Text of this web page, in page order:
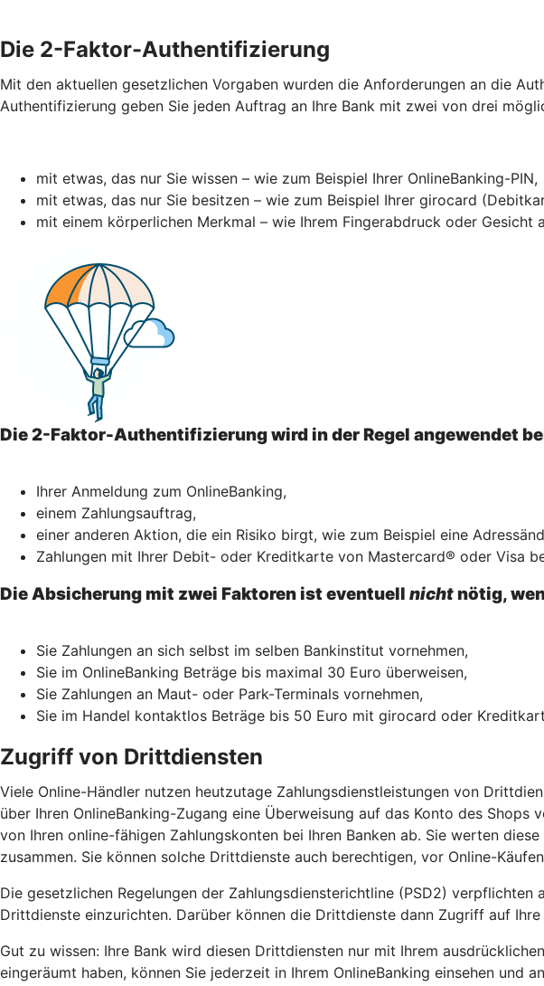
Die 2-Faktor-Authentifizierung
Mit den aktuellen gesetzlichen Vorgaben wurden die Anforderungen an die
Authentifizierung geben Sie jeden Auftrag an Ihre Bank mit zwei von drei
mit etwas, das nur Sie wissen – wie zum Beispiel Ihrer OnlineBanking-PIN,
mit etwas, das nur Sie besitzen – wie zum Beispiel Ihrer girocard
mit einem körperlichen Merkmal – wie Ihrem Fingerabdruck oder Gesicht
Die 2-Faktor-Authentifizierung wird in der Regel angewendet
Ihrer Anmeldung zum OnlineBanking,
einem Zahlungsauftrag,
einer anderen Aktion, die ein Risiko birgt, wie zum Beispiel eine
Zahlungen mit Ihrer Debit- oder Kreditkarte von Mastercard® oder Visa
Die Absicherung mit zwei Faktoren ist eventuell nicht nötig,
Sie Zahlungen an sich selbst im selben Bankinstitut vornehmen,
Sie im OnlineBanking Beträge bis maximal 30 Euro überweisen,
Sie Zahlungen an Maut- oder Park-Terminals vornehmen,
Sie im Handel kontaktlos Beträge bis 50 Euro mit girocard oder
Zugriff von Drittdiensten
Viele Online-Händler nutzen heutzutage Zahlungsdienstleistungen von
über Ihren OnlineBanking-Zugang eine Überweisung auf das Konto des
von Ihren online-fähigen Zahlungskonten bei Ihren Banken ab. Sie werten
zusammen. Sie können solche Drittdienste auch berechtigen, vor Online-
Die gesetzlichen Regelungen der Zahlungsdiensterichtline (PSD2)
Drittdienste einzurichten. Darüber können die Drittdienste dann Zugriff auf
Gut zu wissen: Ihre Bank wird diesen Drittdiensten nur mit Ihrem
eingeräumt haben, können Sie jederzeit in Ihrem OnlineBanking einsehen